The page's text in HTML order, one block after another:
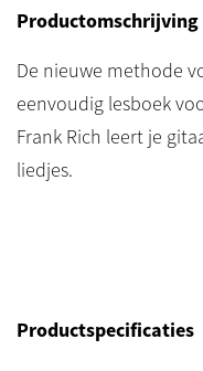
Productomschrijving
De nieuwe methode
eenvoudig lesboek
Frank Rich leert je
liedjes.
Productspecificaties